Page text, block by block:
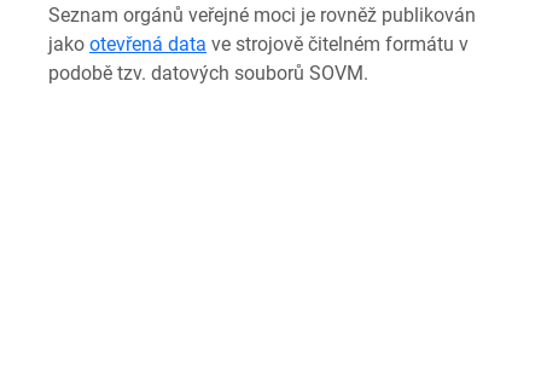
Seznam orgánů veřejné moci je rovněž publikován
jakootevřená data ve strojově čitelném formátu v
podobě tzv. datových souborů SOVM.